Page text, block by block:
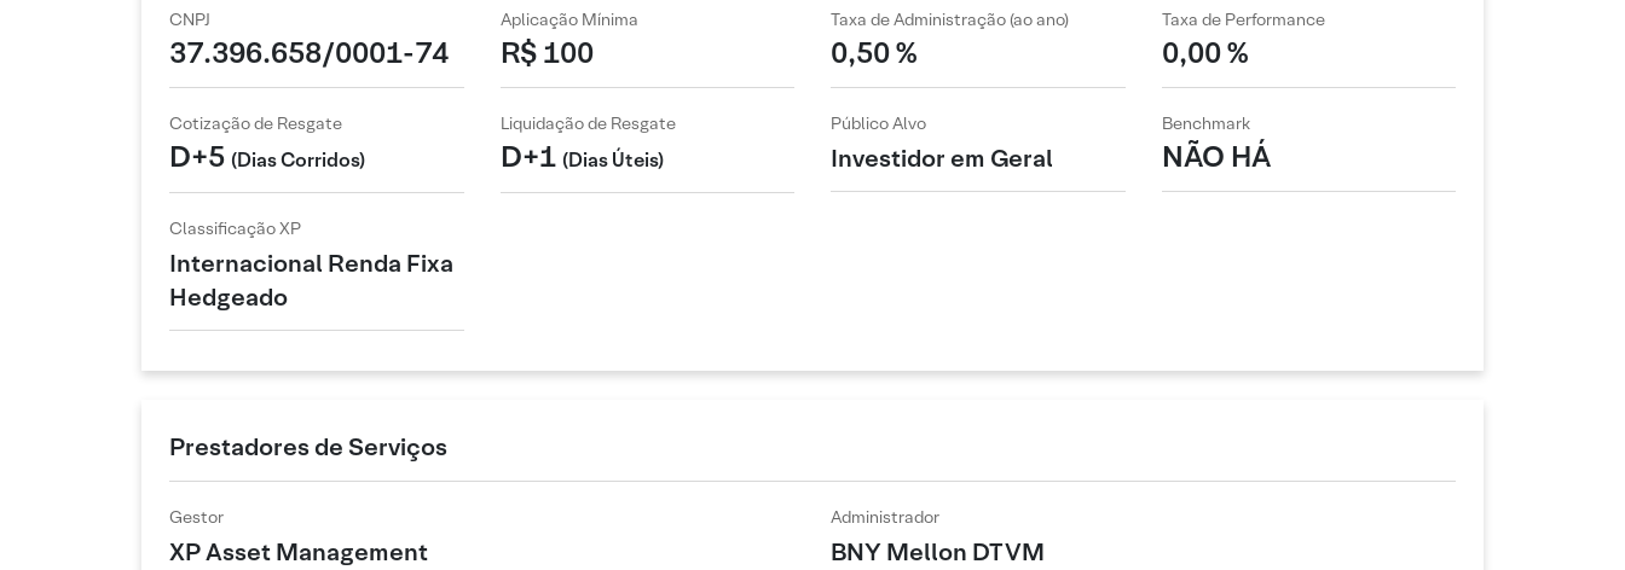
CNPJ
37.396.658/0001-74
Aplicação Mínima
R$ 100
Taxa de Administração (ao ano)
0,50 %
Taxa de Performance
0,00 %
Cotização de Resgate
D+5 (Dias Corridos)
Liquidação de Resgate
D+1 (Dias Úteis)
Público Alvo
Investidor em Geral
Benchmark
NÃO HÁ
Classificação XP
Internacional Renda Fixa
Hedgeado
Prestadores de Serviços
Gestor
XP Asset Management
Administrador
BNY Mellon DTVM